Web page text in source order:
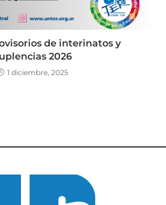
de interinatos y
2026
1 diciembre, 2025